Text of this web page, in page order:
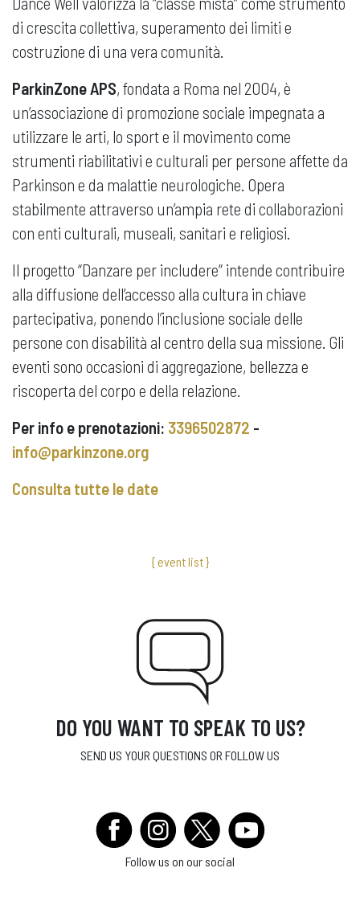
di crescita collettiva, superamento dei limiti e
costruzione di una vera comunità.
ParkinZone APS, fondata a Roma nel 2004, è
un’associazione di promozione sociale impegnata a
utilizzare le arti, lo sport e il movimento come
strumenti riabilitativi e culturali per persone affette da
Parkinson e da malattie neurologiche. Opera
stabilmente attraverso un’ampia rete di collaborazioni
con enti culturali, museali, sanitari e religiosi.
Il progetto “Danzare per includere” intende contribuire
alla diffusione dell’accesso alla cultura in chiave
partecipativa, ponendo l’inclusione sociale delle
persone con disabilità al centro della sua missione. Gli
eventi sono occasioni di aggregazione, bellezza e
riscoperta del corpo e della relazione.
Per info e prenotazioni: 3396502872 -
info@parkinzone.org
Consulta tutte le date
{ event list }
DO YOU WANT TO SPEAK TO US?
SEND US YOUR QUESTIONS OR FOLLOW US
Follow us on our social